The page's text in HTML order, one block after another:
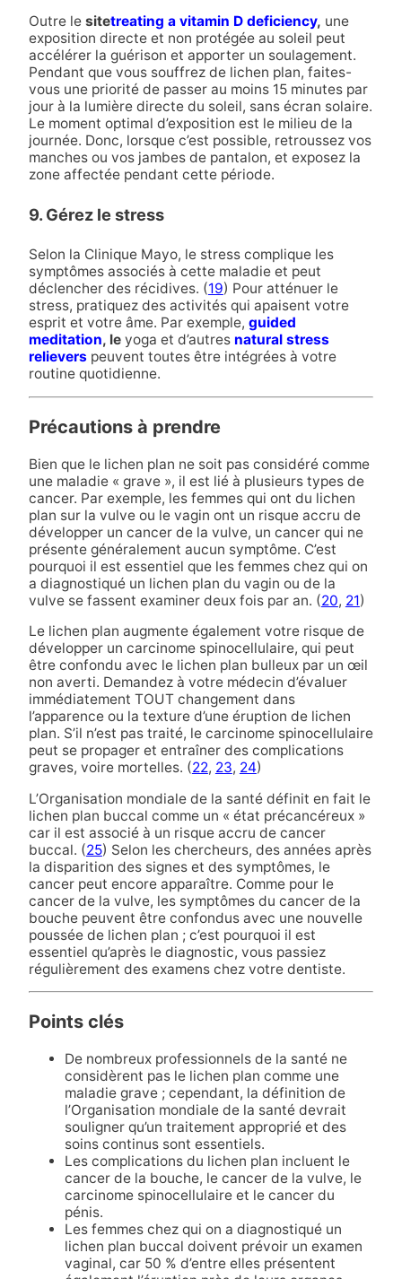
Outre le sitetreating a vitamin D deficiency, une
exposition directe et non protégée au soleil peut
accélérer la guérison et apporter un soulagement.
Pendant que vous souffrez de lichen plan, faites-
vous une priorité de passer au moins 15 minutes par
jour à la lumière directe du soleil, sans écran solaire.
Le moment optimal d’exposition est le milieu de la
journée. Donc, lorsque c’est possible, retroussez vos
manches ou vos jambes de pantalon, et exposez la
zone affectée pendant cette période.
9. Gérez le stress
Selon la Clinique Mayo, le stress complique les
symptômes associés à cette maladie et peut
déclencher des récidives. (19) Pour atténuer le
stress, pratiquez des activités qui apaisent votre
esprit et votre âme. Par exemple, guided
meditation, leyoga et d’autres natural stress
relieverspeuvent toutes être intégrées à votre
routine quotidienne.
Précautions à prendre
Bien que le lichen plan ne soit pas considéré comme
une maladie « grave », il est lié à plusieurs types de
cancer. Par exemple, les femmes qui ont du lichen
plan sur la vulve ou le vagin ont un risque accru de
développer un cancer de la vulve, un cancer qui ne
présente généralement aucun symptôme. C’est
pourquoi il est essentiel que les femmes chez qui on
a diagnostiqué un lichen plan du vagin ou de la
vulve se fassent examiner deux fois par an. (20, 21)
Le lichen plan augmente également votre risque de
développer un carcinome spinocellulaire, qui peut
être confondu avec le lichen plan bulleux par un œil
non averti. Demandez à votre médecin d’évaluer
immédiatement TOUT changement dans
l’apparence ou la texture d’une éruption de lichen
plan. S’il n’est pas traité, le carcinome spinocellulaire
peut se propager et entraîner des complications
graves, voire mortelles. (22, 23, 24)
L’Organisation mondiale de la santé définit en fait le
lichen plan buccal comme un « état précancéreux »
car il est associé à un risque accru de cancer
buccal. (25) Selon les chercheurs, des années après
la disparition des signes et des symptômes, le
cancer peut encore apparaître. Comme pour le
cancer de la vulve, les symptômes du cancer de la
bouche peuvent être confondus avec une nouvelle
poussée de lichen plan ; c’est pourquoi il est
essentiel qu’après le diagnostic, vous passiez
régulièrement des examens chez votre dentiste.
Points clés
De nombreux professionnels de la santé ne
considèrent pas le lichen plan comme une
maladie grave ; cependant, la définition de
l’Organisation mondiale de la santé devrait
souligner qu’un traitement approprié et des
soins continus sont essentiels.
Les complications du lichen plan incluent le
cancer de la bouche, le cancer de la vulve, le
carcinome spinocellulaire et le cancer du
pénis.
Les femmes chez qui on a diagnostiqué un
lichen plan buccal doivent prévoir un examen
vaginal, car 50 % d’entre elles présentent